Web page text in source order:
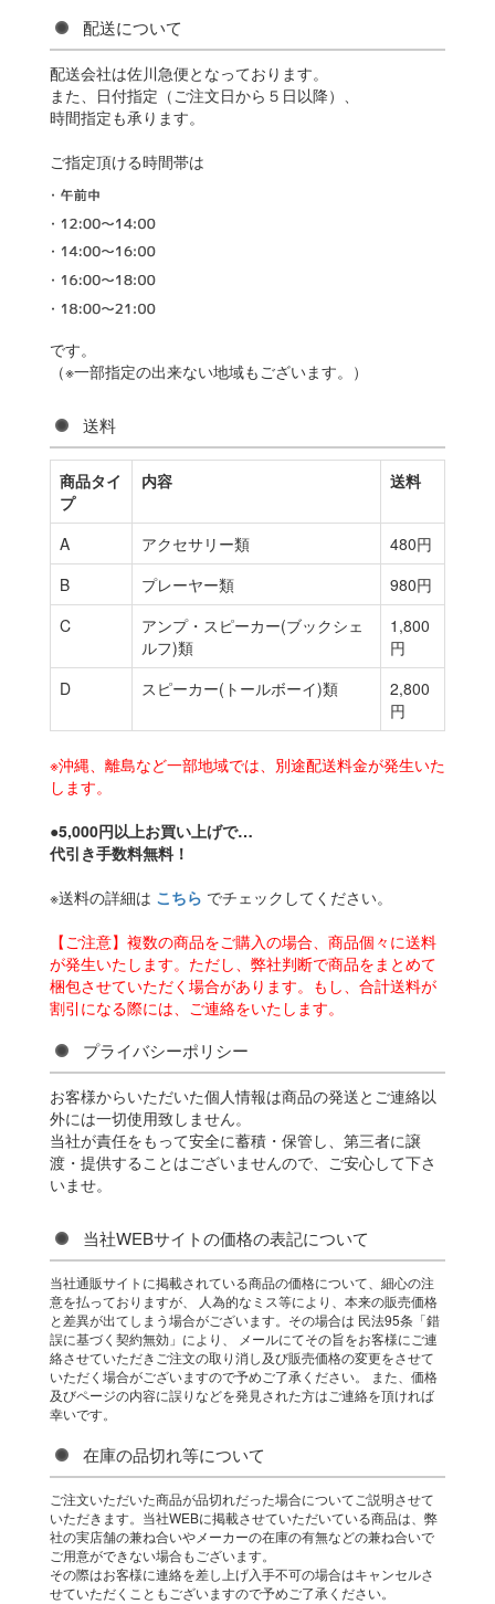
配送について
配送会社は佐川急便となっております。
また、日付指定（ご注文日から５日以降）、
時間指定も承ります。
ご指定頂ける時間帯は
です。
（※一部指定の出来ない地域もございます。）
送料
商品タイ
プ
内容 送料
A アクセサリー類
480円
B
プレーヤー類
980円
C
アンプ・スピーカー(ブックシェ
ルフ)類
1,800
円
D
スピーカー(トールボーイ)類
2,800
円
※沖縄、離島など一部地域では、別途配送料金が発生いた
します。
●5,000円以上お買い上げで…
代引き手数料無料！
※送料の詳細は こちら でチェックしてください。
【ご注意】複数の商品をご購入の場合、商品個々に送料
が発生いたします。ただし、弊社判断で商品をまとめて
梱包させていただく場合があります。もし、合計送料が
割引になる際には、ご連絡をいたします。
プライバシーポリシー
お客様からいただいた個人情報は商品の発送とご連絡以
外には一切使用致しません。
当社が責任をもって安全に蓄積・保管し、第三者に譲
渡・提供することはございませんので、ご安心して下さ
いませ。
当社WEBサイトの価格の表記について
当社通販サイトに掲載されている商品の価格について、細心の注
意を払っておりますが、 人為的なミス等により、本来の販売価格
と差異が出てしまう場合がございます。その場合は 民法95条「錯
誤に基づく契約無効」により、 メールにてその旨をお客様にご連
絡させていただきご注文の取り消し及び販売価格の変更をさせて
いただく場合がございますので予めご了承ください。 また、価格
及びページの内容に誤りなどを発見された方はご連絡を頂ければ
幸いです。
在庫の品切れ等について
ご注文いただいた商品が品切れだった場合についてご説明させて
いただきます。当社WEBに掲載させていただいている商品は、弊
社の実店舗の兼ね合いやメーカーの在庫の有無などの兼ね合いで
ご用意ができない場合もございます。
その際はお客様に連絡を差し上げ入手不可の場合はキャンセルさ
せていただくこともございますので予めご了承ください。